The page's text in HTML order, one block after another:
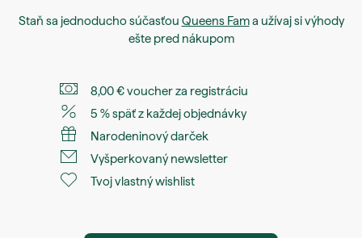
Staň sa jednoducho súčasťou Queens Fama užívaj si výhody
ešte pred nákupom
8,00 € voucher za registráciu
5 % späť z každej objednávky
Narodeninový darček
Vyšperkovaný newsletter
Tvoj vlastný wishlist